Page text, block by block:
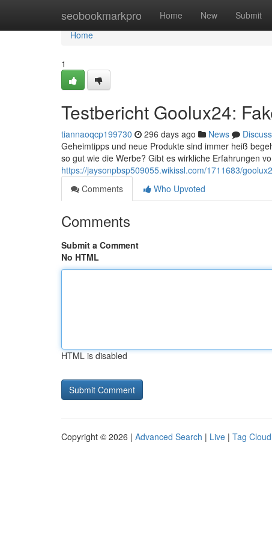
seobookmarkpro Home New Submit
Home
Home
1
Testbericht Goolux24:
tiannaoqcp199730 296 days ago News
Discuss
Geheimtipps und neue Produkte sind immer heiß
so gut wie die Werbe? Gibt es wirkliche Erfahrungen
https://jaysonpbsp509055.wikissl.com/1711683/
Comments
Who Upvoted
Comments
Submit a Comment
No HTML
HTML is disabled
Copyright © 2026 | Advanced Search | Live | Tag Cloud